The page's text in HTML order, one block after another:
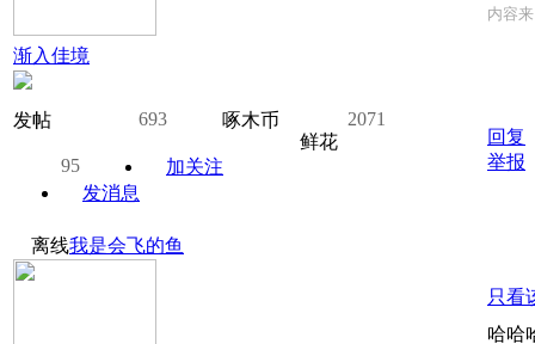
渐入佳境
发帖 693 啄木币
2071
鲜花
95
加关注
发消息
内容
回复
举报
离线我是会飞的鱼
只看
哈哈